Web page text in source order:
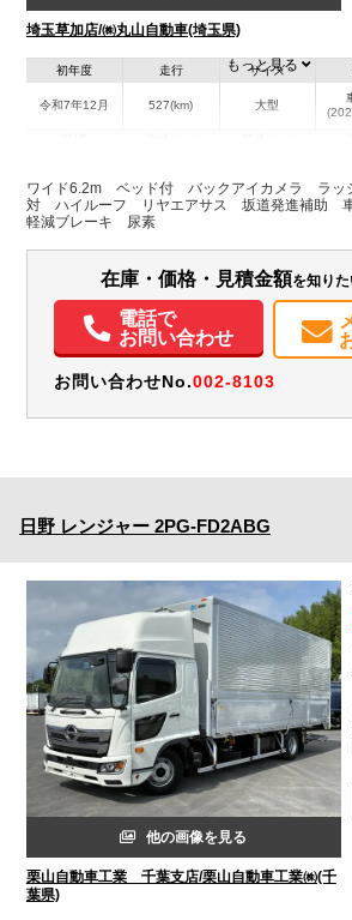
埼玉草加店/㈱丸山自動車(埼玉県)
初年度
令和7年12月
走行
527(km)
サイズ
大型
埼玉県
W:2,410
H:2,420
W:2,490
H:3,560
パワステ パワーウィンドウ ABS エア
バックモニター
取扱説明書（一部含む） メンテナ
もっと見る
ワイド6.2m ベッド付 バックアイカメラ ラッ
対 ハイルーフ リヤエアサス 坂道発進補助
軽減ブレーキ 尿素
在庫・価格・見積金額を知り
電話で
お問い合わせ
お問い合わせNo.002-8103
日野 レンジャー 2PG-FD2ABG
他の画像を見る
栗山自動車工業 千葉支店/栗山自動車工業㈱(千
葉県)